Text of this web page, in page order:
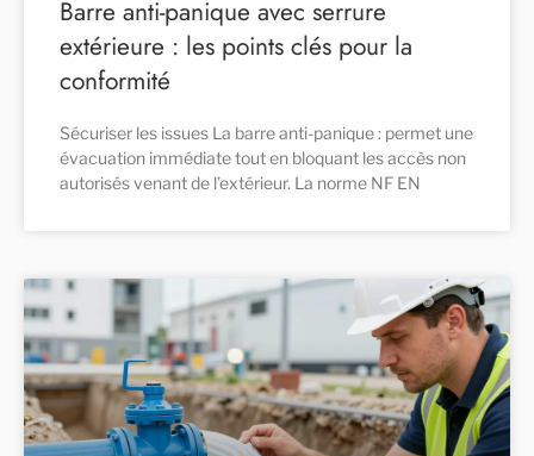
Barre anti-panique avec serrure
extérieure : les points clés pour la
conformité
Sécuriser les issues La barre anti-panique : permet une
évacuation immédiate tout en bloquant les accès non
autorisés venant de l’extérieur. La norme NF EN